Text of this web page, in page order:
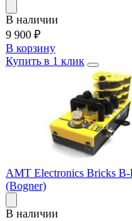
В наличии
9 900 ₽
В корзину
Купить в 1 клик
AMT Electronics Bricks B-
(Bogner)
В наличии